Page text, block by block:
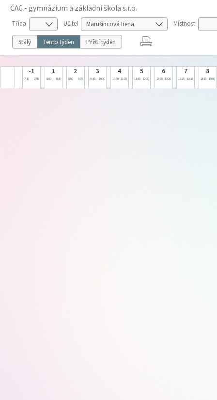
ČAG - gymnázium a základní škola s.r.o.
Třída Učitel Místnost
Stálý Tento týden Příští týden
-1
7:10 7:55
1
8:00 8:45
2
8:50 9:35
3
9:45 10:30
4
10:50 11:35
5
11:45 12:30
6
12:35 13:20
7
13:25 14:10
8
14:15 15:00